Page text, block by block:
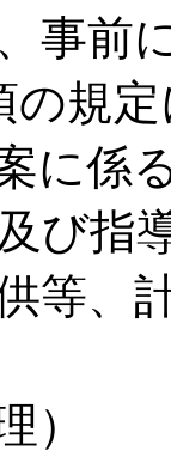
事前
規
に係
び指
等、
）